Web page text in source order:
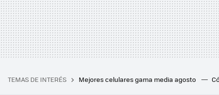
TEMAS DE INTERÉS Mejores celulares gama media agosto